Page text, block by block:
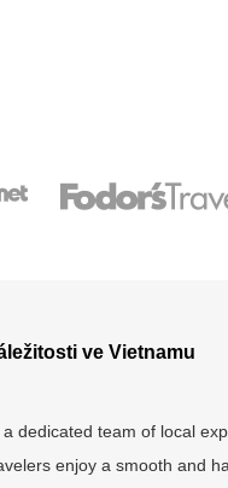
ve Vietnamu
dedicated team of local
enjoy a smooth and